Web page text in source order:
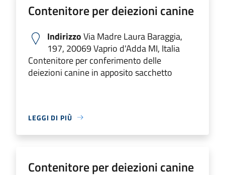
Contenitore per deiezioni canine
IndirizzoVia Madre Laura Baraggia,
197, 20069 Vaprio d'Adda MI, Italia
Contenitore per conferimento delle
deiezioni canine in apposito sacchetto
LEGGI DI PIÙ
Contenitore per deiezioni canine